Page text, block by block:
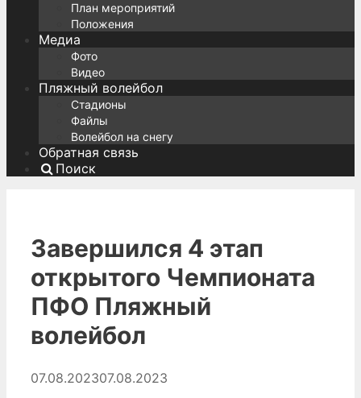
План мероприятий
Положения
Медиа
Фото
Видео
Пляжный волейбол
Стадионы
Файлы
Волейбол на снегу
Обратная связь
Поиск
Завершился 4 этап
открытого Чемпионата
ПФО Пляжный
волейбол
07.08.202307.08.2023